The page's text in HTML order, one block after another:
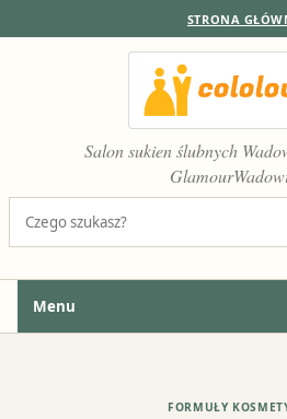
STRONA
Salon sukien ślubnych
Menu
FORMUŁY